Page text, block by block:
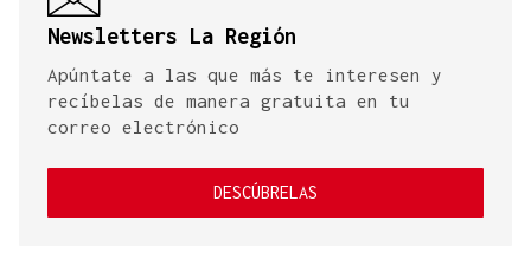
Newsletters La Región
Apúntate a las que más te interesen y
recíbelas de manera gratuita en tu
correo electrónico
DESCÚBRELAS